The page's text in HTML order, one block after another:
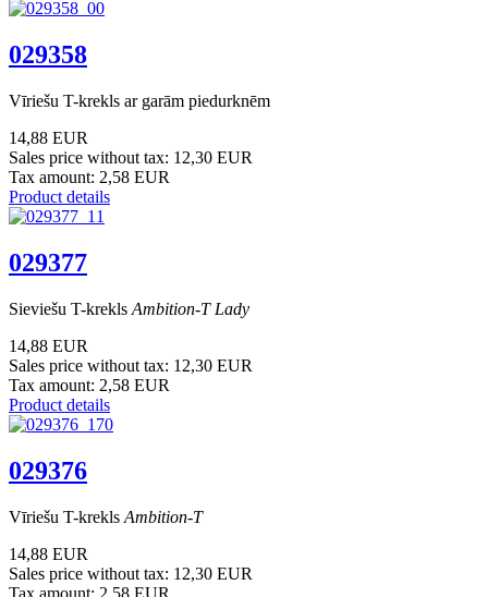
029358
Vīriešu T-krekls ar garām piedurknēm
14,88 EUR
Sales price without tax: 12,30 EUR
Tax amount: 2,58 EUR
Product details
029377
Sieviešu T-krekls Ambition-T Lady
14,88 EUR
Sales price without tax: 12,30 EUR
Tax amount: 2,58 EUR
Product details
029376
Vīriešu T-krekls Ambition-T
14,88 EUR
Sales price without tax: 12,30 EUR
Tax amount: 2,58 EUR